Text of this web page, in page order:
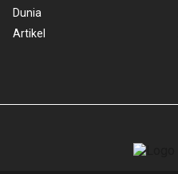
Dunia
Artikel